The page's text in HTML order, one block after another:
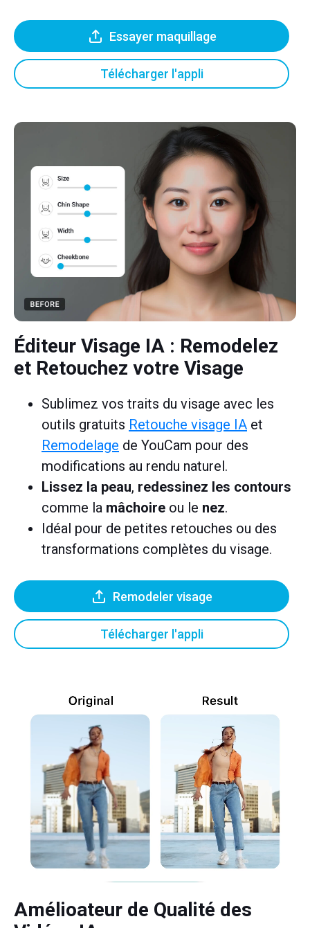
Essayer maquillage
Télécharger l'appli
Éditeur Visage IA : Remodelez
et Retouchez votre Visage
Sublimez vos traits du visage avec les
outils gratuits Retouche visage IA et
Remodelage de YouCam pour des
modifications au rendu naturel.
Lissez la peau, redessinez les contours
comme la mâchoire ou le nez.
Idéal pour de petites retouches ou des
transformations complètes du visage.
Remodeler visage
Télécharger l'appli
Amélioateur de Qualité des